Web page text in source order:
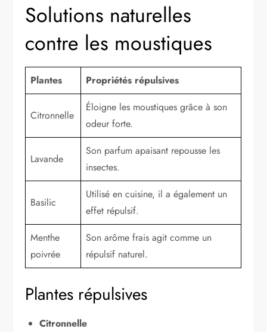
Solutions naturelles
contre les moustiques
Plantes Propriétés répulsives
Citronnelle
Éloigne les moustiques grâce à son
odeur forte.
Lavande
Son parfum apaisant repousse les
insectes.
Basilic
Utilisé en cuisine, il a également un
effet répulsif.
Menthe
poivrée
Son arôme frais agit comme un
répulsif naturel.
Plantes répulsives
Citronnelle